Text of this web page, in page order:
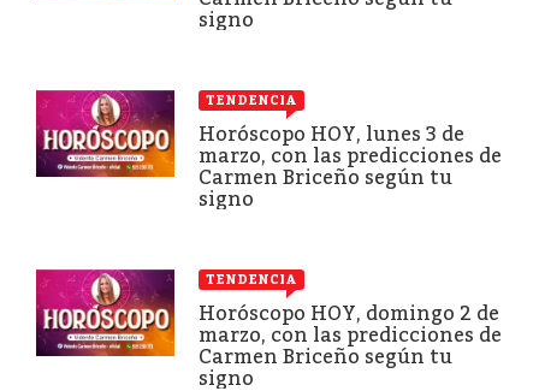
signo
TENDENCIA
Horóscopo HOY, lunes 3 de
marzo, con las predicciones de
Carmen Briceño según tu
signo
TENDENCIA
Horóscopo HOY, domingo 2 de
marzo, con las predicciones de
Carmen Briceño según tu
signo